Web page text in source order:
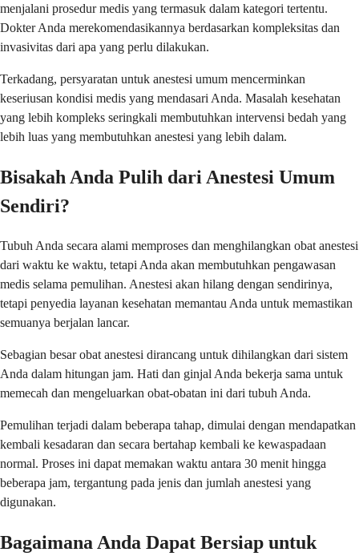
menjalani prosedur medis yang termasuk dalam kategori tertentu.
Dokter Anda merekomendasikannya berdasarkan kompleksitas dan
invasivitas dari apa yang perlu dilakukan.
Terkadang, persyaratan untuk anestesi umum mencerminkan
keseriusan kondisi medis yang mendasari Anda. Masalah kesehatan
yang lebih kompleks seringkali membutuhkan intervensi bedah yang
lebih luas yang membutuhkan anestesi yang lebih dalam.
Bisakah Anda Pulih dari Anestesi Umum
Sendiri?
Tubuh Anda secara alami memproses dan menghilangkan obat anestesi
dari waktu ke waktu, tetapi Anda akan membutuhkan pengawasan
medis selama pemulihan. Anestesi akan hilang dengan sendirinya,
tetapi penyedia layanan kesehatan memantau Anda untuk memastikan
semuanya berjalan lancar.
Sebagian besar obat anestesi dirancang untuk dihilangkan dari sistem
Anda dalam hitungan jam. Hati dan ginjal Anda bekerja sama untuk
memecah dan mengeluarkan obat-obatan ini dari tubuh Anda.
Pemulihan terjadi dalam beberapa tahap, dimulai dengan mendapatkan
kembali kesadaran dan secara bertahap kembali ke kewaspadaan
normal. Proses ini dapat memakan waktu antara 30 menit hingga
beberapa jam, tergantung pada jenis dan jumlah anestesi yang
digunakan.
Bagaimana Anda Dapat Bersiap untuk